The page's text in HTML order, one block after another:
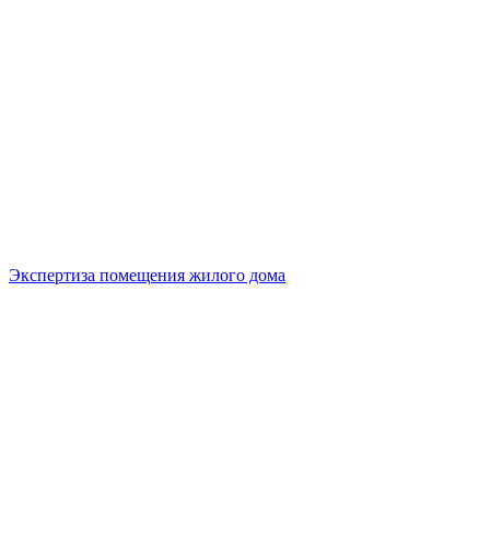
Экспертиза помещения жилого дома